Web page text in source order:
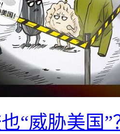
“威胁美国”